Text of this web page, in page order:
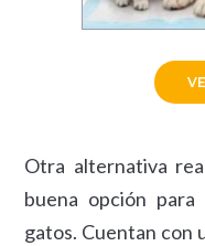
Otra alternativa
buena opción
gatos. Cuentan con